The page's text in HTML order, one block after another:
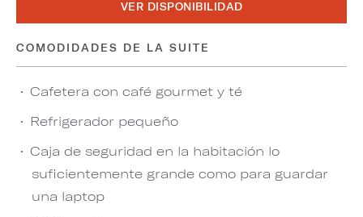
VER DISPONIBILIDAD
COMODIDADES DE LA SUITE
Cafetera con café gourmet y té
Refrigerador pequeño
Caja de seguridad en la habitación lo
suficientemente grande como para guardar
una laptop